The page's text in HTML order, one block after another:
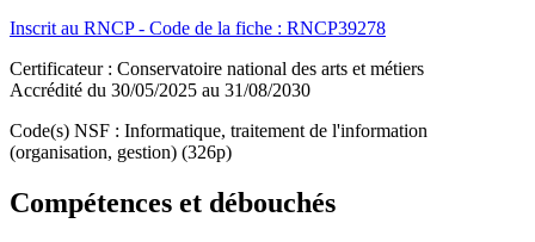
Inscrit au RNCP - Code de la fiche : RNCP39278
Certificateur : Conservatoire national des arts et métiers
Accrédité du 30/05/2025 au 31/08/2030
Code(s) NSF : Informatique, traitement de l'information
(organisation, gestion) (326p)
Compétences et débouchés